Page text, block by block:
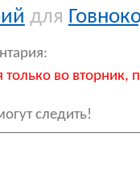
для
только во вторник,
следить!